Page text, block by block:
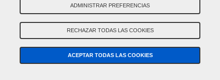
Código de Color Original :637/97
Código de Producto:VC-BLVC-637/97
CRANBERRY RED (VEDI BLVC- 898)
Código de Color Original :COS
Código de Producto:VC-BLVC-COS
ADMINISTRAR PREFERENCIAS
RECHAZAR TODAS LAS COOKIES
ACEPTAR TODAS LAS COOKIES